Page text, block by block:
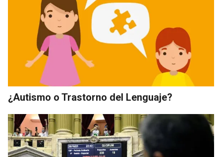
¿Autismo o Trastorno del Lenguaje?